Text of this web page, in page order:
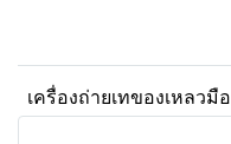
เครื่องถ่ายเทของเหลวมื